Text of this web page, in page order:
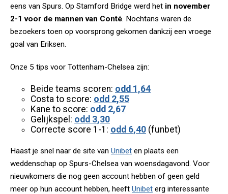
eens van Spurs. Op Stamford Bridge werd het in november
2-1 voor de mannen van Conté. Nochtans waren de
bezoekers toen op voorsprong gekomen dankzij een vroege
goal van Eriksen.
Onze 5 tips voor Tottenham-Chelsea zijn:
Beide teams scoren: odd 1,64
Costa to score: odd 2,55
Kane to score: odd 2,67
Gelijkspel: odd 3,30
Correcte score 1-1: odd 6,40 (funbet)
Haast je snel naar de site van Unibet en plaats een
weddenschap op Spurs-Chelsea van woensdagavond. Voor
nieuwkomers die nog geen account hebben of geen geld
meer op hun account hebben, heeft Unibet erg interessante